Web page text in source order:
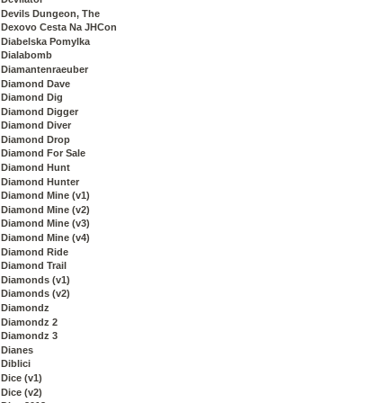
Devils Dungeon, The
Dexovo Cesta Na JHCon
Diabelska Pomylka
Dialabomb
Diamantenraeuber
Diamond Dave
Diamond Dig
Diamond Digger
Diamond Diver
Diamond Drop
Diamond For Sale
Diamond Hunt
Diamond Hunter
Diamond Mine (v1)
Diamond Mine (v2)
Diamond Mine (v3)
Diamond Mine (v4)
Diamond Ride
Diamond Trail
Diamonds (v1)
Diamonds (v2)
Diamondz
Diamondz 2
Diamondz 3
Dianes
Diblici
Dice (v1)
Dice (v2)